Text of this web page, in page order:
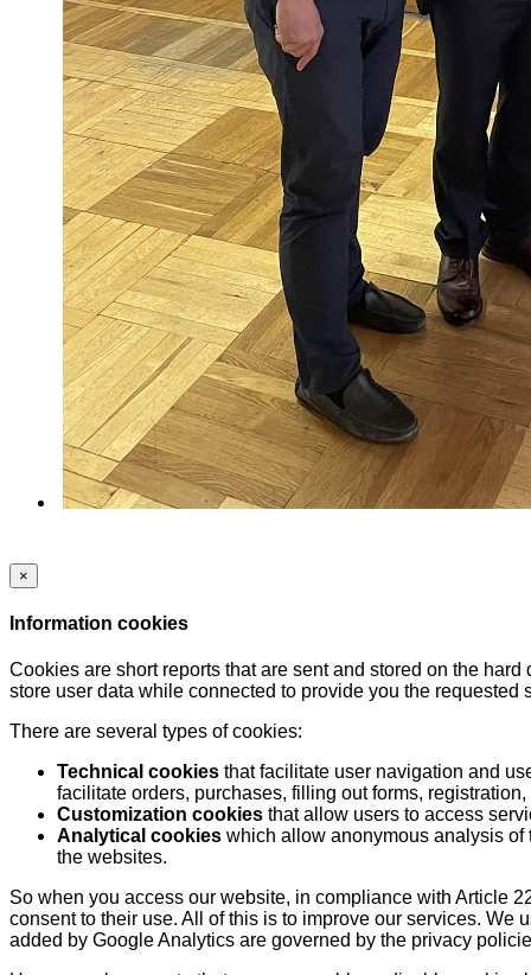
×
Information cookies
Cookies are short reports that are sent and stored on the
store user data while connected to provide you the
There are several types of cookies:
Technical cookies that facilitate user navigation and
facilitate orders, purchases, filling out forms,
Customization cookies that allow users to access
Analytical cookies which allow anonymous analysis
the websites.
So when you access our website, in compliance with Article
consent to their use. All of this is to improve our services.
added by Google Analytics are governed by the privacy